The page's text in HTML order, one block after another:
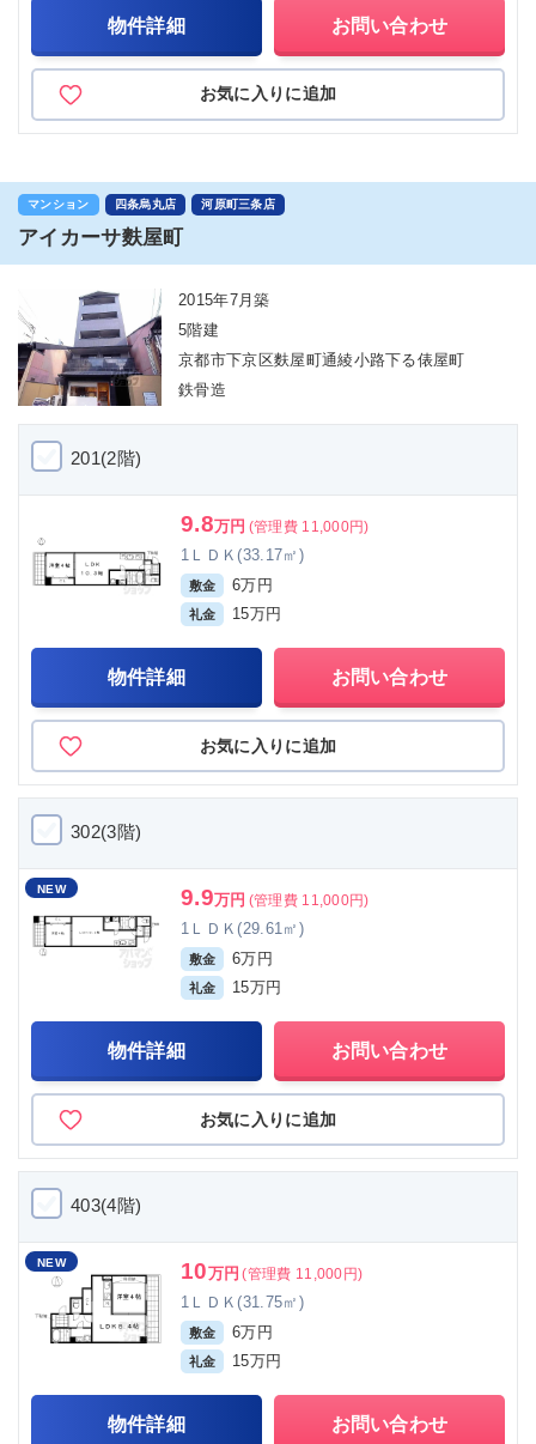
物件詳細 お問い合わせ
お気に入りに追加
マンション 四条烏丸店 河原町三条店
アイカーサ麩屋町
2015年7月築
5階建
京都市下京区麩屋町通綾小路下る俵屋町
鉄骨造
201(2階)
9.8万円 (管理費 11,000円)
1ＬＤＫ(33.17㎡)
敷金 6万円
礼金 15万円
物件詳細 お問い合わせ
お気に入りに追加
302(3階)
NEW 9.9万円 (管理費 11,000円)
1ＬＤＫ(29.61㎡)
敷金 6万円
礼金 15万円
物件詳細 お問い合わせ
お気に入りに追加
403(4階)
NEW 10万円 (管理費 11,000円)
1ＬＤＫ(31.75㎡)
敷金 6万円
礼金 15万円
物件詳細 お問い合わせ